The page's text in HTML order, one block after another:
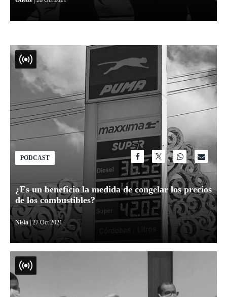
PODCAST
¿Es un beneficio la medida de congelar los precios
de los combustibles?
Nísia | 27 Oct 2021